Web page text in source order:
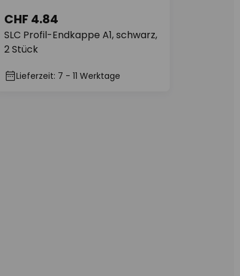
SLC Profil-Endkappe A1, schwarz,
2 Stück
CHF 4.84
Lieferzeit: 7 - 11 Werktage